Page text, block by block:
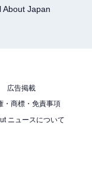
About Japan
広告掲載
・商標・免責事項
ニュースについて